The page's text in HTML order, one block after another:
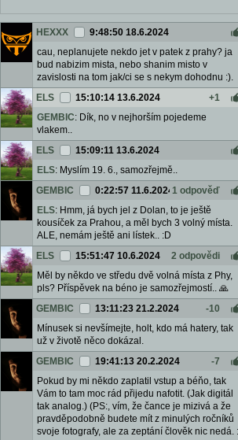
HEXXX
9:48:50 18.6.2024
cau, neplanujete nekdo jet v patek z prahy? ja
bud nabizim mista, nebo shanim misto v
zavislosti na tom jak/ci se s nekym dohodnu :).
ELS
15:10:14 13.6.2024
+1
GEMBIC: Dík, no v nejhorším pojedeme
vlakem..
ELS
15:09:11 13.6.2024
ELS: Myslím 19. 6., samozřejmě..
GEMBIC
0:22:57 11.6.20241 odpověď
ELS: Hmm, já bych jel z Dolan, to je ještě
kousíček za Prahou, a měl bych 3 volný místa.
ALE, nemám ještě ani lístek.. :D
ELS
15:51:47 10.6.2024
2 odpovědi
Měl by někdo ve středu dvě volná místa z Phy,
pls? Příspěvek na béno je samozřejmostí.. 🙏
GEMBIC
13:11:23 21.2.2024
-10
Mínusek si nevšímejte, holt, kdo má hatery, tak
už v životě něco dokázal.
GEMBIC
19:41:13 20.2.2024
-7
Pokud by mi někdo zaplatil vstup a béňo, tak
Vám to tam moc rád přijedu nafotit. (Jak digitál
tak analog.) (PS:, vím, že čance je mizivá a že
pravděpodobně budete mít z minulých ročníků
svoje fotografy, ale za zeptání člověk nic nedá.